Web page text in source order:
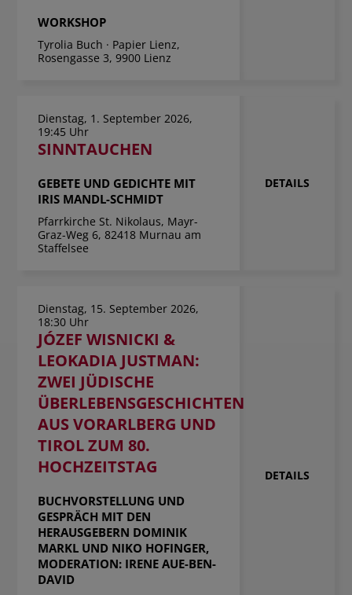
WORKSHOP
Tyrolia Buch · Papier Lienz,
Rosengasse 3, 9900 Lienz
Dienstag, 1. September 2026,
19:45 Uhr
SINNTAUCHEN
GEBETE UND GEDICHTE MIT
IRIS MANDL-SCHMIDT
Pfarrkirche St. Nikolaus, Mayr-
Graz-Weg 6, 82418 Murnau am
Staffelsee
DETAILS
Dienstag, 15. September 2026,
18:30 Uhr
JÓZEF WISNICKI &
LEOKADIA JUSTMAN:
ZWEI JÜDISCHE
ÜBERLEBENSGESCHICHTEN
AUS VORARLBERG UND
TIROL ZUM 80.
HOCHZEITSTAG
BUCHVORSTELLUNG UND
GESPRÄCH MIT DEN
HERAUSGEBERN DOMINIK
MARKL UND NIKO HOFINGER,
MODERATION: IRENE AUE-BEN-
DAVID
DETAILS